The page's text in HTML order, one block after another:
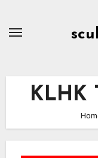
KLHK